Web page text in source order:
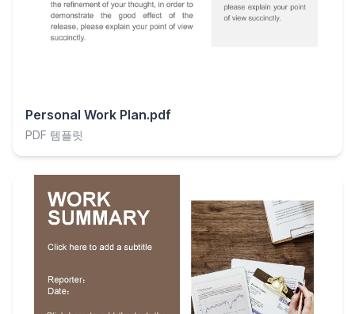
Personal Work Plan.pdf
PDF 템플릿